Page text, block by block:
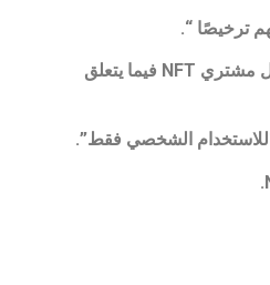
يجادل ثورن بأن مصدري الرموز ، بما في ذلك مختبرات يوجا ، التي تعد واحدة من أكبر مُصدري NFT ، ربما قاموا في الواقع “بتضليل مشتري NFT فيما يتعلق